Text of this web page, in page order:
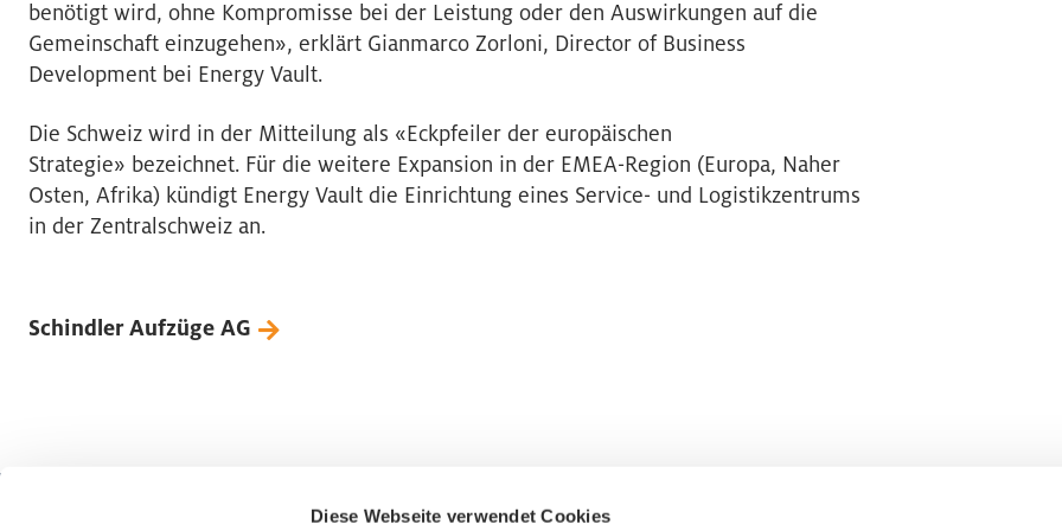
Diese Webseite verwendet Cookies
benötigt wird, ohne Kompromisse bei der Leistung oder den Auswirkungen auf die
Gemeinschaft einzugehen», erklärt Gianmarco Zorloni, Director of Business
Development bei Energy Vault.
Die Schweiz wird in der Mitteilung als «Eckpfeiler der europäischen
Strategie» bezeichnet. Für die weitere Expansion in der EMEA-Region (Europa, Naher
Osten, Afrika) kündigt Energy Vault die Einrichtung eines Service- und Logistikzentrums
in der Zentralschweiz an.
Schindler Aufzüge AG